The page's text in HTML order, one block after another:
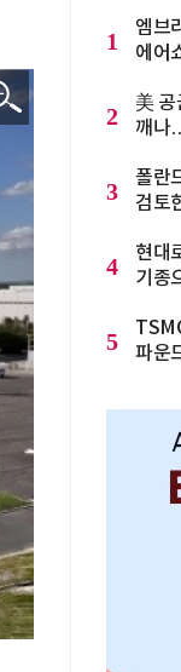
1
엠브
에어
2
美 공
깨나
3
폴란
검토
4
현대
기종
5
파운